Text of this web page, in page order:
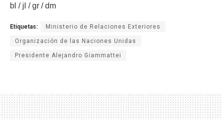
bl / jl / gr / dm
Etiquetas: Ministerio de Relaciones Exteriores
Organización de las Naciones Unidas
Presidente Alejandro Giammattei